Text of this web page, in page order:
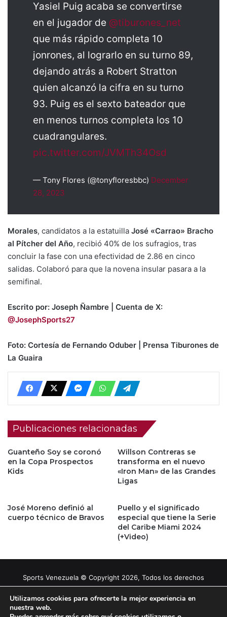
Yasiel Puig acaba se convertirse
en el jugador de @tiburones_net
que más rápido completa 10
jonrones, al lograrlo en su turno 89,
dejando atrás a Robert Stratton
quien alcanzó la cifra en su turno
93. Puig es el sexto bateador que
en menos turnos completa los 10
cuadrangulares.
pic.twitter.com/JVMTh34Osd
— Tony Flores (@tonyfloresbbc) December
28, 2023
Morales, candidatos a la estatuilla José «Carrao» Bracho
al Pítcher del Año, recibió 40% de los sufragios, tras
concluir la fase con una efectividad de 2.86 en cinco
salidas. Colaboró para que la novena insular pasara a la
semifinal.
Escrito por: Joseph Ñambre | Cuenta de X:
@JosephSports27
Foto: Cortesía de Fernando Oduber | Prensa Tiburones de
La Guaira
Publicaciones relacionadas
Guanteño Soy se coronó
en la Copa Prospectos
Kids
Willson Contreras se
transforma en el nuevo
«Iron Man» de las Grandes
Ligas
José Moreno definió al
cuerpo técnico de Bravos
Puello y el significado
especial que tiene la Serie
del Caribe Miami 2024
(+Video)
Sports Venezuela © Copyright 2026, Todos los derechos
Utilizamos cookies para ofrecerte la mejor experiencia en
nuestra web.